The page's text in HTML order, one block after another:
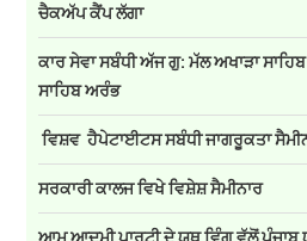
ਚੈਕਅੱਪ ਕੈਂਪ ਲੱਗਾ
ਕਾਰ ਸੇਵਾ ਸਬੰਧੀ ਅੱਜ ਗੁ: ਮੱਲ ਅਖਾੜਾ
ਸਾਹਿਬ ਅਰੰਭ
ਵਿਸ਼ਵ ਹੈਪੇਟਾਈਟਸ ਸਬੰਧੀ ਜਾਗਰੂਕਤਾ
ਸਰਕਾਰੀ ਕਾਲਜ ਵਿਖੇ ਵਿਸ਼ੇਸ਼ ਸੈਮੀਨਾਰ